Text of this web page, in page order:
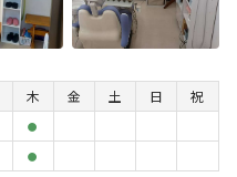
木 金 土 日
祝
●
●